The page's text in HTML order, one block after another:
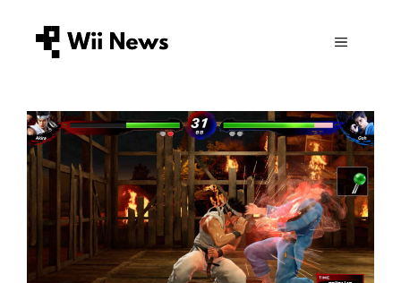
Inhalt
springen
MENÜ